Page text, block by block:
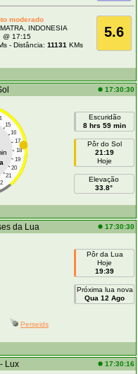
5.6
moderado
INDONESIA
@ 17:15
- Distância: 11131 KMs
17:30:30
15
16
17
18
19
20
21
Escuridão
8 hrs 59 min
Pôr do Sol
21:19
Hoje
Elevação
33.8°
da Lua 17:30:30
Pôr da Lua
Hoje
19:39
Próxima lua nova
Qua 12 Ago
Perseids
Lux 17:30:16